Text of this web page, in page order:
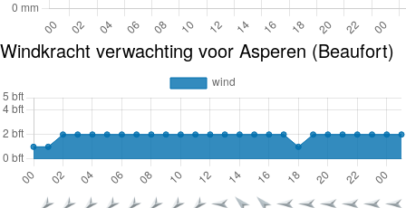
Windkracht verwachting voor Asperen (Beaufort)